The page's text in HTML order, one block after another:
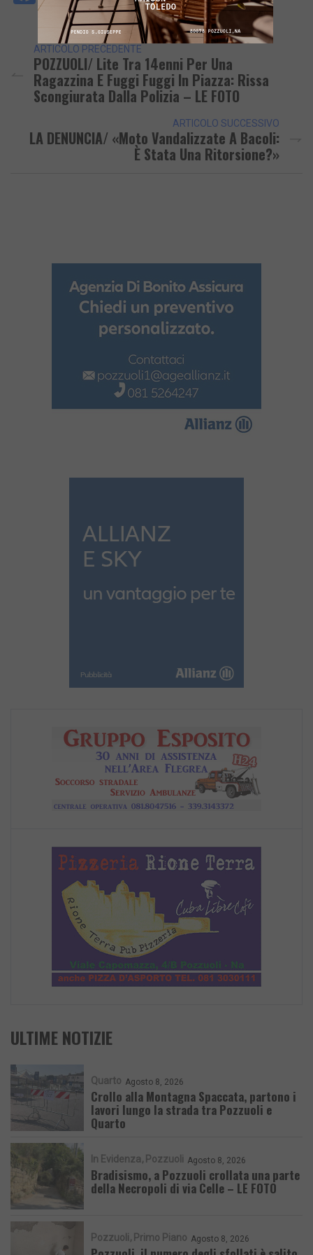
Link
ARTICOLO PRECEDENTE
POZZUOLI/ Lite Tra 14enni Per Una
Ragazzina E Fuggi Fuggi In Piazza: Rissa
Scongiurata Dalla Polizia – LE FOTO
ARTICOLO SUCCESSIVO
LA DENUNCIA/ «Moto Vandalizzate A Bacoli:
È Stata Una Ritorsione?»
ULTIME NOTIZIE
Quarto Agosto 8, 2026
Crollo alla Montagna Spaccata, partono i
lavori lungo la strada tra Pozzuoli e
Quarto
In Evidenza Pozzuoli Agosto 8, 2026
Bradisismo, a Pozzuoli crollata una parte
della Necropoli di via Celle – LE FOTO
Pozzuoli Primo Piano Agosto 8, 2026